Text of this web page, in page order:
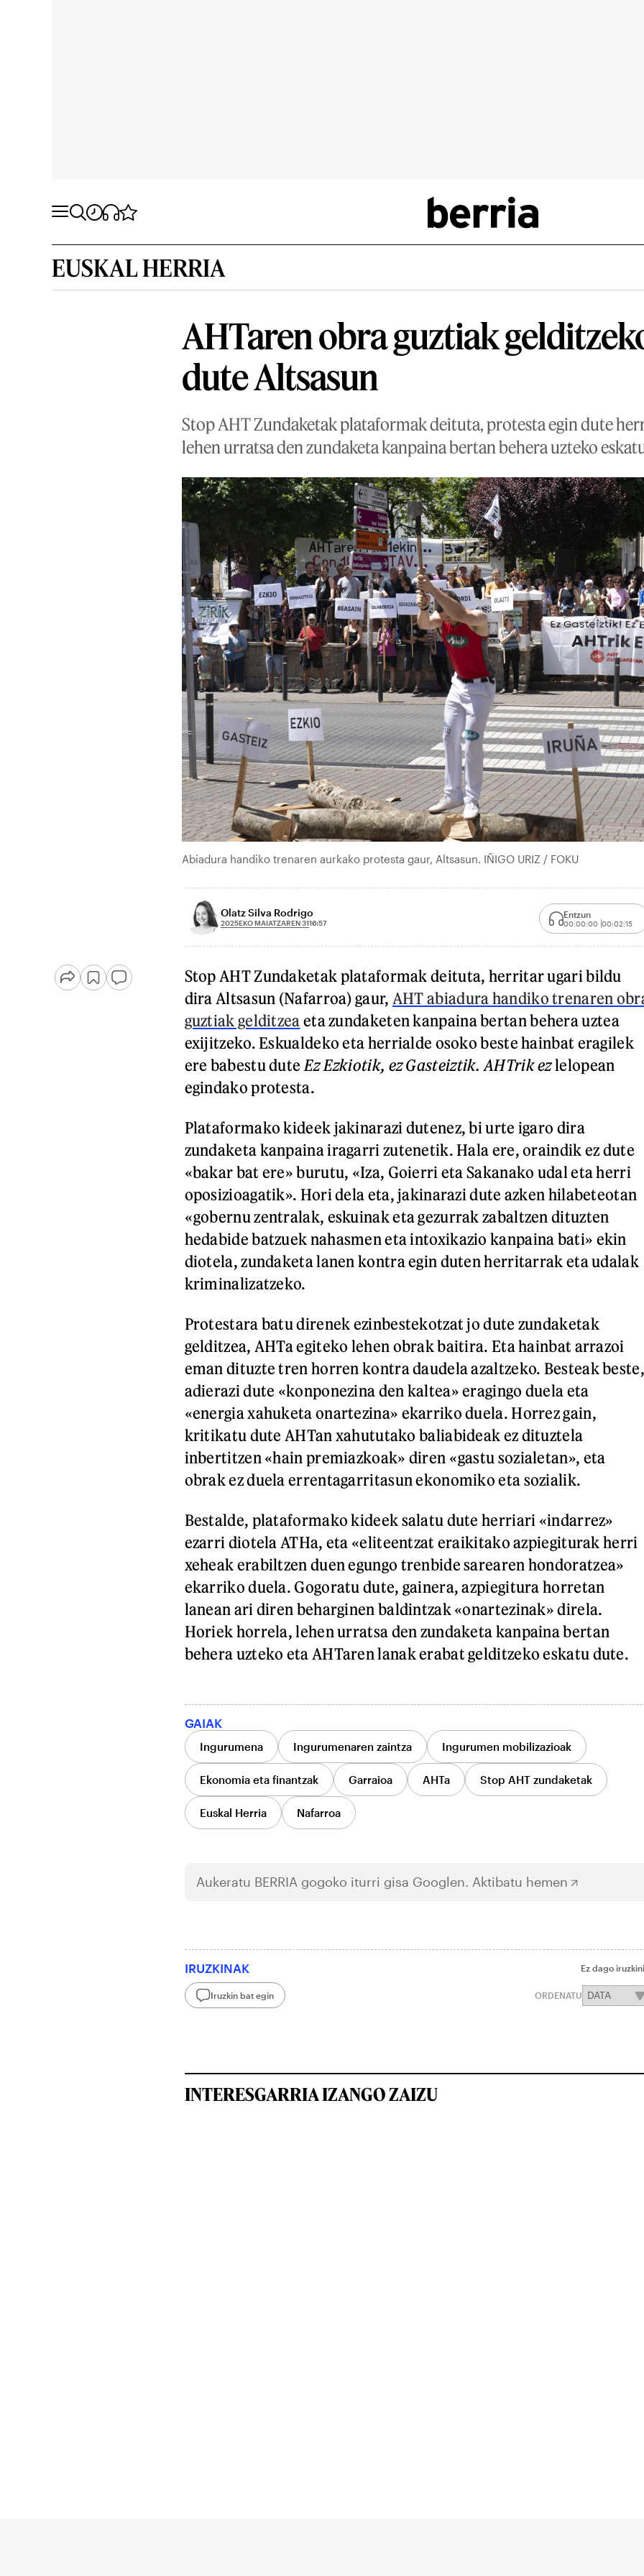
EUSKAL HERRIA
AHTaren obra guztiak
dute Altsasun
Stop AHT Zundaketak plataformak deituta, protesta egin dute
lehen urratsa den zundaketa kanpaina bertan behera uzteko
Abiadura handiko trenaren aurkako protesta gaur, Altsasun. IÑIGO URIZ / FOKU
Olatz Silva Rodrigo
2025EKO MAIATZAREN 3116:57
Entzun
00:00:00 00:02:15
Stop AHT Zundaketak plataformak deituta, herritar ugari bildu
dira Altsasun (Nafarroa) gaur, AHT abiadura handiko trenaren
guztiak gelditzea eta zundaketen kanpaina bertan behera uztea
exijitzeko. Eskualdeko eta herrialde osoko beste hainbat eragilek
ere babestu dute Ez Ezkiotik, ez Gasteiztik. AHTrik ezlelopean
egindako protesta.
Plataformako kideek jakinarazi dutenez, bi urte igaro dira
zundaketa kanpaina iragarri zutenetik. Hala ere, oraindik ez dute
«bakar bat ere» burutu, «Iza, Goierri eta Sakanako udal eta herri
oposizioagatik». Hori dela eta, jakinarazi dute azken hilabeteotan
«gobernu zentralak, eskuinak eta gezurrak zabaltzen dituzten
hedabide batzuek nahasmen eta intoxikazio kanpaina bati» ekin
diotela, zundaketa lanen kontra egin duten herritarrak eta udalak
kriminalizatzeko.
Protestara batu direnek ezinbestekotzat jo dute zundaketak
gelditzea, AHTa egiteko lehen obrak baitira. Eta hainbat arrazoi
eman dituzte tren horren kontra daudela azaltzeko. Besteak beste,
adierazi dute «konponezina den kaltea» eragingo duela eta
«energia xahuketa onartezina» ekarriko duela. Horrez gain,
kritikatu dute AHTan xahututako baliabideak ez dituztela
inbertitzen «hain premiazkoak» diren «gastu sozialetan», eta
obrak ez duela errentagarritasun ekonomiko eta sozialik.
Bestalde, plataformako kideek salatu dute herriari «indarrez»
ezarri diotela ATHa, eta «eliteentzat eraikitako azpiegiturak herri
xeheak erabiltzen duen egungo trenbide sarearen hondoratzea»
ekarriko duela. Gogoratu dute, gainera, azpiegitura horretan
lanean ari diren beharginen baldintzak «onartezinak» direla.
Horiek horrela, lehen urratsa den zundaketa kanpaina bertan
behera uzteko eta AHTaren lanak erabat gelditzeko eskatu dute.
GAIAK
Ingurumena Ingurumenaren zaintza Ingurumen mobilizazioak
Ekonomia eta finantzak Garraioa AHTa Stop AHT zundaketak
Euskal Herria Nafarroa
Aukeratu BERRIA gogoko iturri gisa Googlen. Aktibatu hemen
IRUZKINAK Ez dago
Iruzkin bat egin ORDENATU
INTERESGARRIA IZANGO ZAIZU